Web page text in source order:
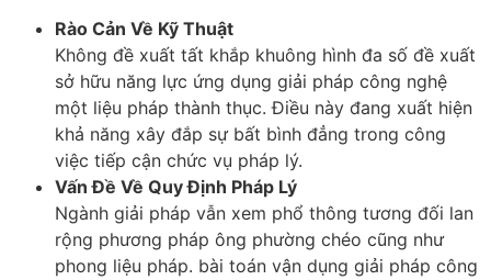
Rào Cản Về Kỹ Thuật
Không đề xuất tất khắp khuông hình đa số đề xuất
sở hữu năng lực ứng dụng giải pháp công nghệ
một liệu pháp thành thục. Điều này đang xuất hiện
khả năng xây đắp sự bất bình đẳng trong công
việc tiếp cận chức vụ pháp lý.
Vấn Đề Về Quy Định Pháp Lý
Ngành giải pháp vẫn xem phổ thông tương đối lan
rộng phương pháp ông phường chéo cũng như
phong liệu pháp. bài toán vận dụng giải pháp công